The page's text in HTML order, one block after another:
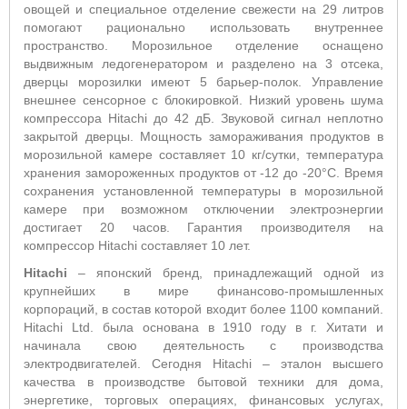
овощей и специальное отделение свежести на 29 литров
помогают рационально использовать внутреннее
пространство. Морозильное отделение оснащено
выдвижным ледогенератором и разделено на 3 отсека,
дверцы морозилки имеют 5 барьер-полок. Управление
внешнее сенсорное с блокировкой. Низкий уровень шума
компрессора Hitachi до 42 дБ. Звуковой сигнал неплотно
закрытой дверцы. Мощность замораживания продуктов в
морозильной камере составляет 10 кг/сутки, температура
хранения замороженных продуктов от -12 до -20°С. Время
сохранения установленной температуры в морозильной
камере при возможном отключении электроэнергии
достигает 20 часов. Гарантия производителя на
компрессор Hitachi составляет 10 лет.
Hitachi – японский бренд, принадлежащий одной из
крупнейших в мире финансово-промышленных
корпораций, в состав которой входит более 1100 компаний.
Hitachi Ltd. была основана в 1910 году в г. Хитати и
начинала свою деятельность с производства
электродвигателей. Сегодня Hitachi – эталон высшего
качества в производстве бытовой техники для дома,
энергетике, торговых операциях, финансовых услугах,